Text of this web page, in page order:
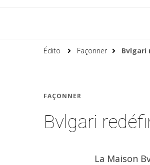
Édito Façonner Bvlgari
FAÇONNER
Bvlgari
La Maison